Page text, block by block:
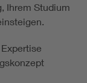
Ihrem Studium